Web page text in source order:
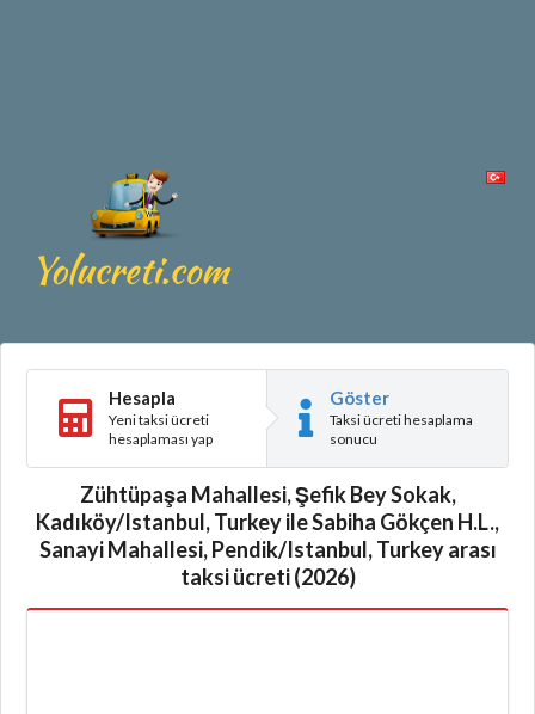
Hesapla
Yeni taksi ücreti
hesaplaması yap
Göster
Taksi ücreti hesaplama
sonucu
Zühtüpaşa Mahallesi, Şefik Bey Sokak,
Kadıköy/Istanbul, Turkey ile Sabiha Gökçen H.L.,
Sanayi Mahallesi, Pendik/Istanbul, Turkey arası
taksi ücreti (2026)